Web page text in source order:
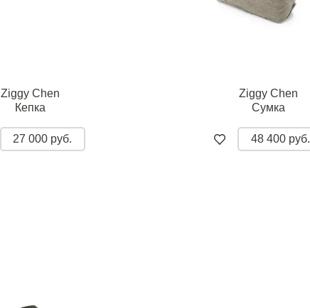
Ziggy Chen
Кепка
27 000 руб.
Ziggy Chen
Сумка
48 400 руб.